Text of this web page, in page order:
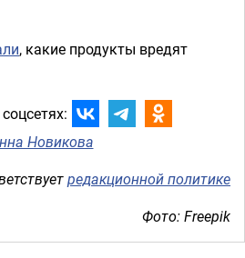
, какие продукты вредят
Новикова
редакционной политике
Фото: Freepik